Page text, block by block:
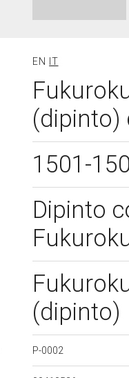
EN IT
(dipinto)
1501-
Dipinto
(dipinto)
P-0002